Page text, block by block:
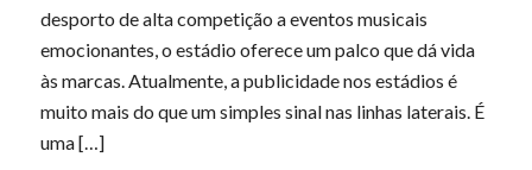
desporto de alta competição a eventos musicais
emocionantes, o estádio oferece um palco que dá vida
às marcas. Atualmente, a publicidade nos estádios é
muito mais do que um simples sinal nas linhas laterais. É
uma […]